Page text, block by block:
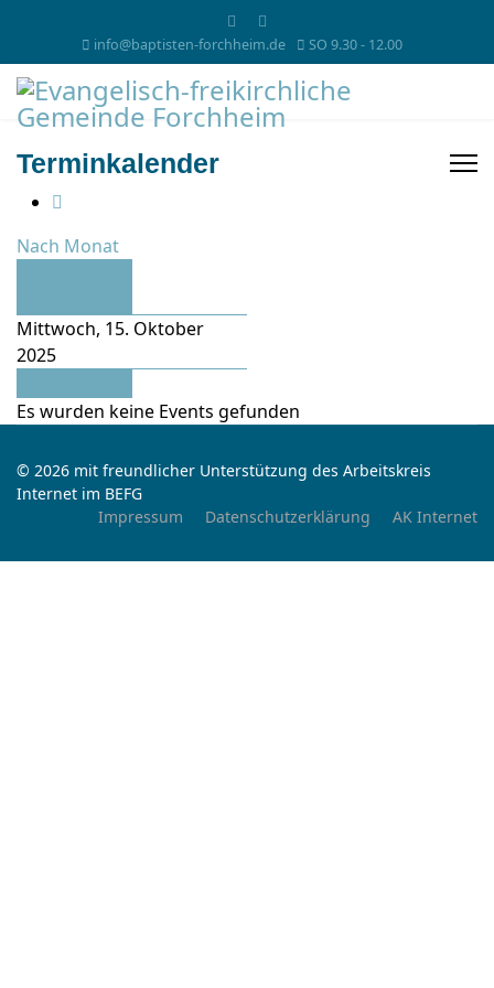
info@baptisten-forchheim.de SO 9.30 - 12.00
Terminkalender
Nach Monat
Mittwoch, 15. Oktober
2025
Es wurden keine Events gefunden
© 2026 mit freundlicher Unterstützung des Arbeitskreis
Internet im BEFG
Impressum
Datenschutzerklärung AK Internet